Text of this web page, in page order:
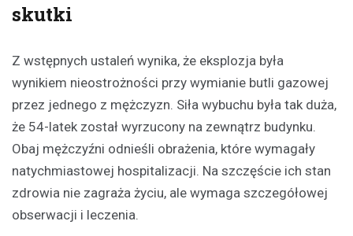
skutki
Z wstępnych ustaleń wynika, że eksplozja była
wynikiem nieostrożności przy wymianie butli gazowej
przez jednego z mężczyzn. Siła wybuchu była tak duża,
że 54-latek został wyrzucony na zewnątrz budynku.
Obaj mężczyźni odnieśli obrażenia, które wymagały
natychmiastowej hospitalizacji. Na szczęście ich stan
zdrowia nie zagraża życiu, ale wymaga szczegółowej
obserwacji i leczenia.